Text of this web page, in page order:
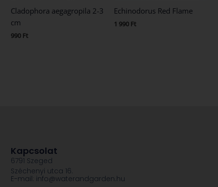
Cladophora aegagropila 2-3
cm
990 Ft
Echinodorus Red Flame
1 990 Ft
Kapcsolat
6791 Szeged
Széchenyi utca 16.
E-mail: info@waterandgarden.hu